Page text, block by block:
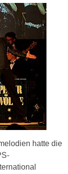
hatte die